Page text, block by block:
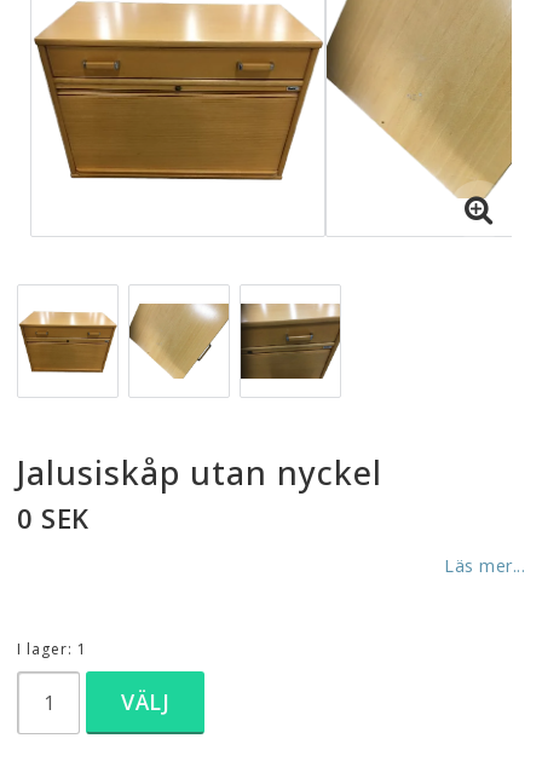
Jalusiskåp utan nyckel
0 SEK
Läs mer...
I lager: 1
VÄLJ